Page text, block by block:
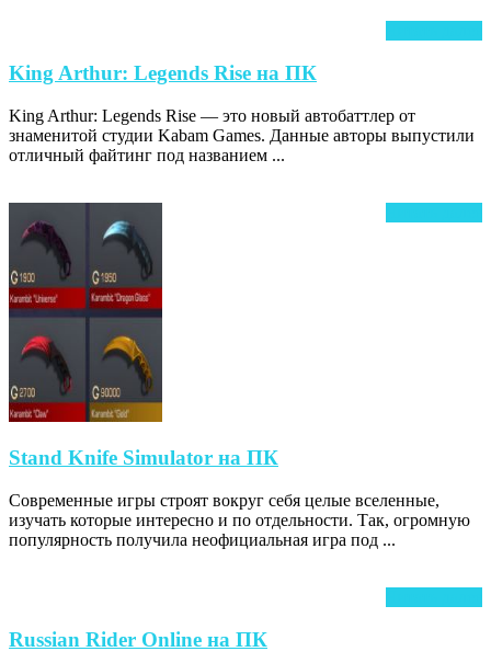
King Arthur: Legends Rise на ПКKing
Legends
Rise
King Arthur: Legends Rise — это новый автобаттлер от
знаменитой студии Kabam Games. Данные авторы выпустили
отличный файтинг под названием ...
Stand Knife Simulator на ПКStand
Simulator
на
ПК
Современные игры строят вокруг себя целые вселенные,
изучать которые интересно и по отдельности. Так, огромную
популярность получила неофициальная игра под ...
Russian Rider Online на ПКRussian